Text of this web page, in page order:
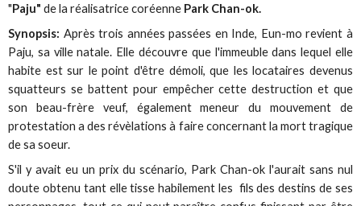
"Paju" de la réalisatrice coréenne Park Chan-ok.
Synopsis: Après trois années passées en Inde, Eun-mo revient à
Paju, sa ville natale. Elle découvre que l'immeuble dans lequel elle
habite est sur le point d'être démoli, que les locataires devenus
squatteurs se battent pour empêcher cette destruction et que
son beau-frère veuf, également meneur du mouvement de
protestation a des révèlations à faire concernant la mort tragique
de sa soeur.
S'il y avait eu un prix du scénario, Park Chan-ok l'aurait sans nul
doute obtenu tant elle tisse habilement les fils des destins de ses